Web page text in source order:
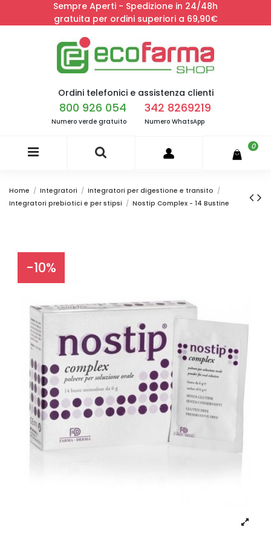
Sempre Aperti - Spedizione in 24/48h
gratuita per ordini superiori a 69,90€
Ordini telefonici e assistenza clienti
800 926 054
Numero verde gratuito
342 8269219
Numero WhatsApp
0
Home Integratori
Integratori per digestione e transito
Integratori prebiotici e per stipsi
Nostip Complex - 14 Bustine
-10%